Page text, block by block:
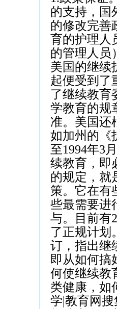
的支持，国
的修改完善
育的护理人
的管理人员
美国的继续
起便受到了
了继续教育
学教育的规
准。美国还
如加州的《
至1994年3
续教育，即
的规定，就
策。它在有
些最需要进
与。目前有
了正规计划
订，指出继
即从如何搞
何使继续教
类健康，如
学|教育网